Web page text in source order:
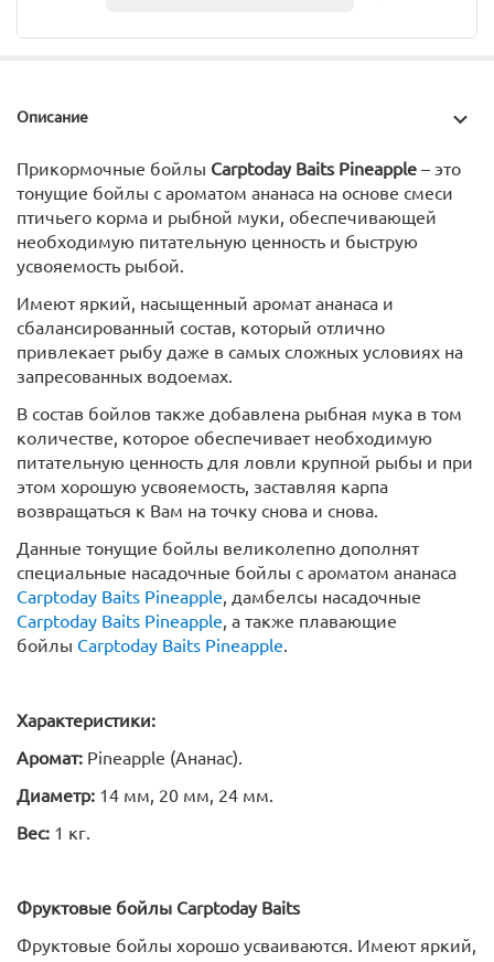
Описание
Прикормочные бойлы Carptoday Baits Pineapple – это
тонущие бойлы с ароматом ананаса на основе смеси
птичьего корма и рыбной муки, обеспечивающей
необходимую питательную ценность и быструю
усвояемость рыбой.
Имеют яркий, насыщенный аромат ананаса и
сбалансированный состав, который отлично
привлекает рыбу даже в самых сложных условиях на
запресованных водоемах.
В состав бойлов также добавлена рыбная мука в том
количестве, которое обеспечивает необходимую
питательную ценность для ловли крупной рыбы и при
этом хорошую усвояемость, заставляя карпа
возвращаться к Вам на точку снова и снова.
Данные тонущие бойлы великолепно дополнят
специальные насадочные бойлы с ароматом ананаса
Carptoday Baits Pineapple, дамбелсы насадочные
Carptoday Baits Pineapple, а также плавающие
бойлы Carptoday Baits Pineapple.
Характеристики:
Аромат: Pineapple (Ананас).
Диаметр: 14 мм, 20 мм, 24 мм.
Вес: 1 кг.
Фруктовые бойлы Carptoday Baits
Фруктовые бойлы хорошо усваиваются. Имеют яркий,